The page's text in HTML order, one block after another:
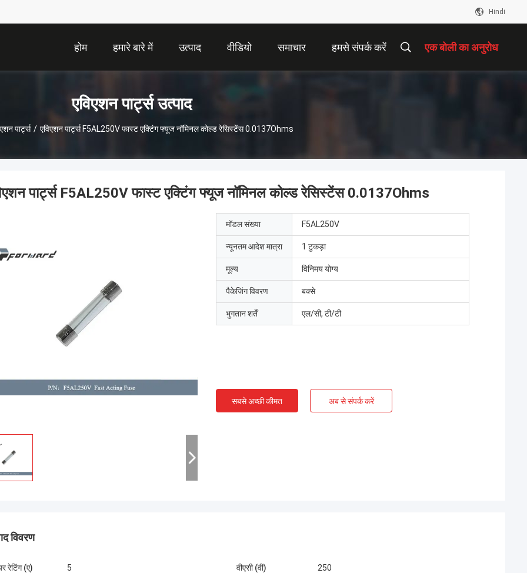
Hindi
होम हमारे बारे में उत्पाद वीडियो समाचार हमसे संपर्क करें एक बोली का अनुरोध
एविएशन पार्ट्स उत्पाद
पार्ट्स / एविएशन पार्ट्स F5AL250V फास्ट एक्टिंग फ्यूज नॉमिनल कोल्ड रेसिस्टेंस 0.0137Ohms
पार्ट्स F5AL250V फास्ट एक्टिंग फ्यूज नॉमिनल कोल्ड रेसिस्टेंस 0.0137Ohms
मॉडल संख्या F5AL250V
न्यूनतम आदेश मात्रा 1 टुकड़ा
मूल्य विनिमय योग्य
पैकेजिंग विवरण बक्से
भुगतान शर्तें एल/सी, टी/टी
सबसे अच्छी कीमत अब से संपर्क करें
विवरण
रेटिंग (ए) 5 वीएसी (वी) 250